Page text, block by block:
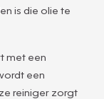
is die olie te
met een
een
reiniger zorgt